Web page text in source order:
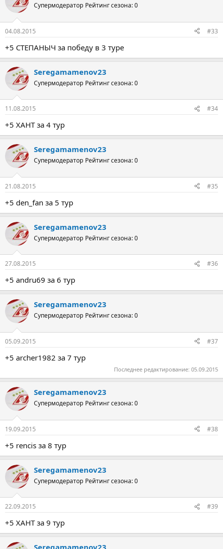
Супермодератор Рейтинг сезона: 0
04.08.2015 #33
+5 СТЕПАНЫЧ за победу в 3 туре
Seregamamenov23
Супермодератор Рейтинг сезона: 0
11.08.2015 #34
+5 ХАНТ за 4 тур
Seregamamenov23
Супермодератор Рейтинг сезона: 0
21.08.2015 #35
+5 den_fan за 5 тур
Seregamamenov23
Супермодератор Рейтинг сезона: 0
27.08.2015 #36
+5 andru69 за 6 тур
Seregamamenov23
Супермодератор Рейтинг сезона: 0
05.09.2015 #37
+5 archer1982 за 7 тур
Последнее редактирование: 05.09.2015
Seregamamenov23
Супермодератор Рейтинг сезона: 0
19.09.2015 #38
+5 rencis за 8 тур
Seregamamenov23
Супермодератор Рейтинг сезона: 0
22.09.2015 #39
+5 ХАНТ за 9 тур